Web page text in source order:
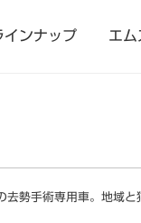
インナップ エ
去勢手術専用車。地域